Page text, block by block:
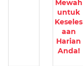
Mewah
untuk
Keseles
aan
Harian
Anda!